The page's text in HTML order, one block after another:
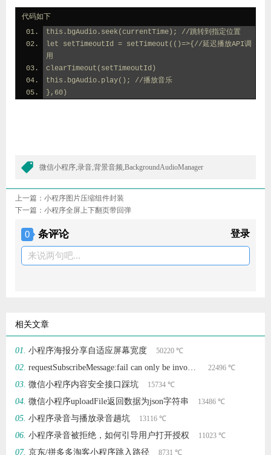
代码如下
this.bgAudio.seek(currentTime); //跳转到指定位置
let setTimeoutId = setTimeout(()=>{//延迟播放API调
用
clearTimeout(setTimeoutId)
this.bgAudio.play(); //播放音乐
},60)
微信小程序,录音,背景音频,BackgroundAudioManager
上一篇： 小程序图片压缩组件封装
下一篇： 小程序全屏上下翻页带回弹
0 条评论 登录
来说两句吧...
相关文章
小程序海报分享自适应屏幕宽度 50220 ℃
22496 ℃
微信小程序内容安全接口踩坑 15734 ℃
微信小程序uploadFile返回数据为json字符串 13486 ℃
小程序录音与播放录音趟坑 13116 ℃
小程序录音被拒绝，如何引导用户打开授权 11023 ℃
京东/拼多多淘客小程序跳入路径 8731 ℃